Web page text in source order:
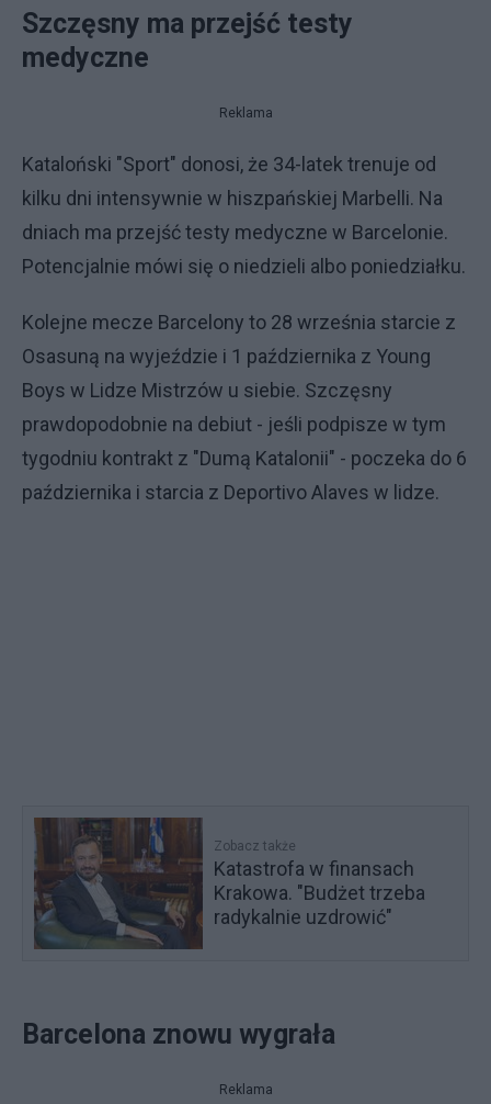
Szczęsny ma przejść testy
medyczne
Reklama
Kataloński "Sport" donosi, że 34-latek trenuje od
kilku dni intensywnie w hiszpańskiej Marbelli. Na
dniach ma przejść testy medyczne w Barcelonie.
Potencjalnie mówi się o niedzieli albo poniedziałku.
Kolejne mecze Barcelony to 28 września starcie z
Osasuną na wyjeździe i 1 października z Young
Boys w Lidze Mistrzów u siebie. Szczęsny
prawdopodobnie na debiut - jeśli podpisze w tym
tygodniu kontrakt z "Dumą Katalonii" - poczeka do 6
października i starcia z Deportivo Alaves w lidze.
Zobacz także
Katastrofa w finansach
Krakowa. "Budżet trzeba
radykalnie uzdrowić"
Barcelona znowu wygrała
Reklama